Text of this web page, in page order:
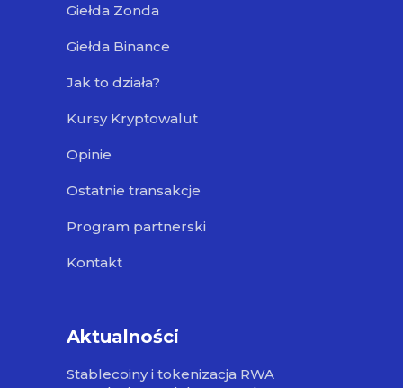
Giełda Zonda
Giełda Binance
Jak to działa?
Kursy Kryptowalut
Opinie
Ostatnie transakcje
Program partnerski
Kontakt
Aktualności
Stablecoiny i tokenizacja RWA